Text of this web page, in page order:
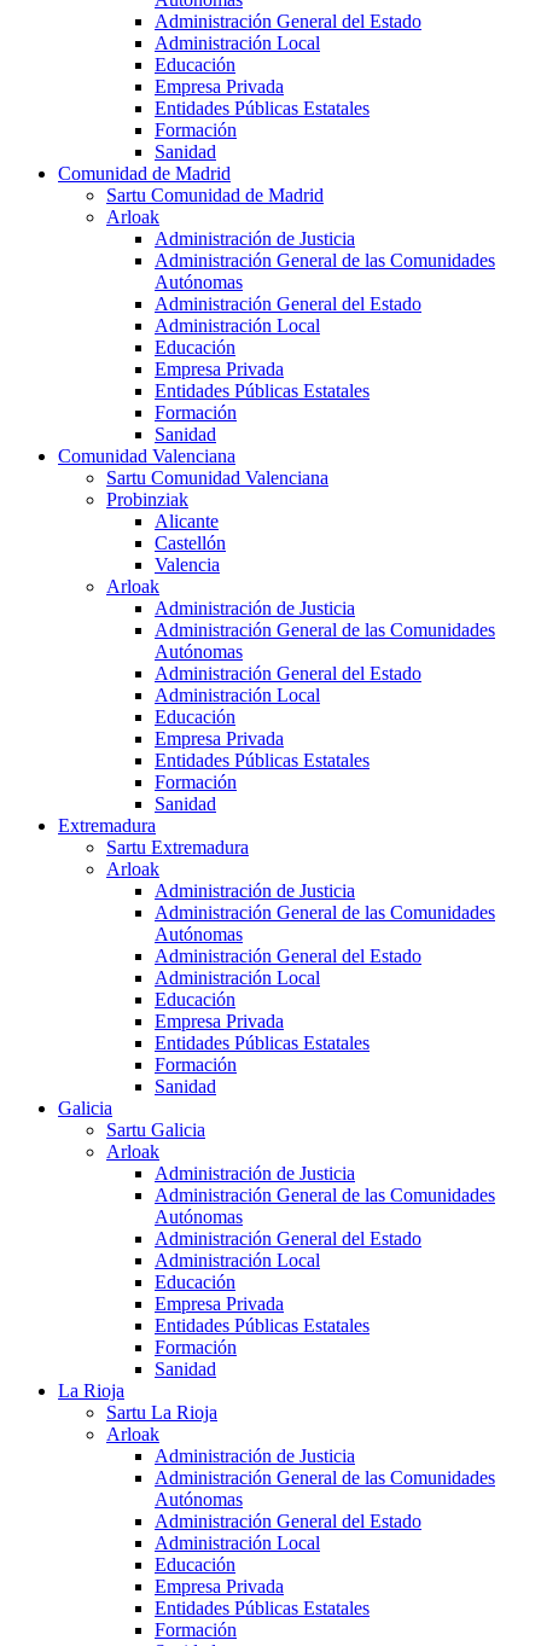
Administración General del Estado
Administración Local
Educación
Empresa Privada
Entidades Públicas Estatales
Formación
Sanidad
Comunidad de Madrid
Sartu Comunidad de Madrid
Arloak
Administración de Justicia
Administración General de las Comunidades
Autónomas
Administración General del Estado
Administración Local
Educación
Empresa Privada
Entidades Públicas Estatales
Formación
Sanidad
Comunidad Valenciana
Sartu Comunidad Valenciana
Probinziak
Alicante
Castellón
Valencia
Arloak
Administración de Justicia
Administración General de las Comunidades
Autónomas
Administración General del Estado
Administración Local
Educación
Empresa Privada
Entidades Públicas Estatales
Formación
Sanidad
Extremadura
Sartu Extremadura
Arloak
Administración de Justicia
Administración General de las Comunidades
Autónomas
Administración General del Estado
Administración Local
Educación
Empresa Privada
Entidades Públicas Estatales
Formación
Sanidad
Galicia
Sartu Galicia
Arloak
Administración de Justicia
Administración General de las Comunidades
Autónomas
Administración General del Estado
Administración Local
Educación
Empresa Privada
Entidades Públicas Estatales
Formación
Sanidad
La Rioja
Sartu La Rioja
Arloak
Administración de Justicia
Administración General de las Comunidades
Autónomas
Administración General del Estado
Administración Local
Educación
Empresa Privada
Entidades Públicas Estatales
Formación